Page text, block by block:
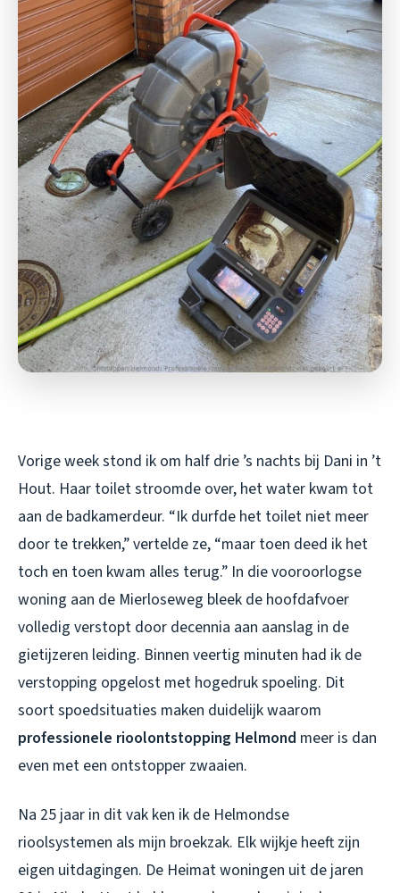
Vorige week stond ik om half drie ’s nachts bij Dani in ’t
Hout. Haar toilet stroomde over, het water kwam tot
aan de badkamerdeur. “Ik durfde het toilet niet meer
door te trekken,” vertelde ze, “maar toen deed ik het
toch en toen kwam alles terug.” In die vooroorlogse
woning aan de Mierloseweg bleek de hoofdafvoer
volledig verstopt door decennia aan aanslag in de
gietijzeren leiding. Binnen veertig minuten had ik de
verstopping opgelost met hogedruk spoeling. Dit
soort spoedsituaties maken duidelijk waarom
professionele rioolontstopping Helmond meer is dan
even met een ontstopper zwaaien.
Na 25 jaar in dit vak ken ik de Helmondse
rioolsystemen als mijn broekzak. Elk wijkje heeft zijn
eigen uitdagingen. De Heimat woningen uit de jaren